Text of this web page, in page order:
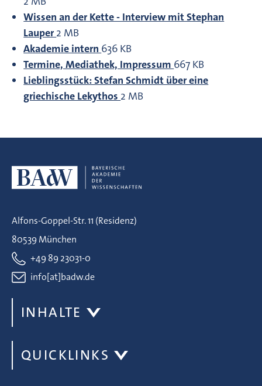
Wissen an der Kette - Interview mit Stephan
Lauper 2 MB
Akademie intern 636 KB
Termine, Mediathek, Impressum 667 KB
Lieblingsstück: Stefan Schmidt über eine
griechische Lekythos 2 MB
Alfons-Goppel-Str. 11 (Residenz)
80539 München
+49 89 23031-0
info[at]badw.de
INHALTE
QUICKLINKS